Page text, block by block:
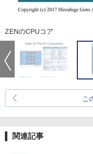
ZENのCPUコア
こ
関連記事